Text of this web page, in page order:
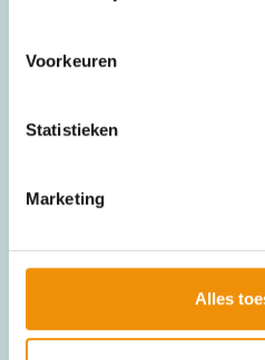
Voorkeuren
Statistieken
Marketing
Alles
Lees